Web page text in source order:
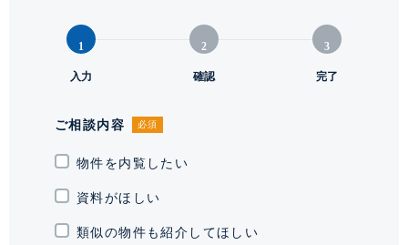
構造 / 総戸数 鉄筋コンクリート造 / 964戸
2008年9月
入居可能日 要相談
駐車場 有 1台 39,600円
駐輪場・バイク置
き場
ラック式:月額550円(税込)、 バイ
1
入力
2
確認
3
完了
ご相談内容 必須
物件を内覧したい
資料がほしい
類似の物件も紹介してほしい